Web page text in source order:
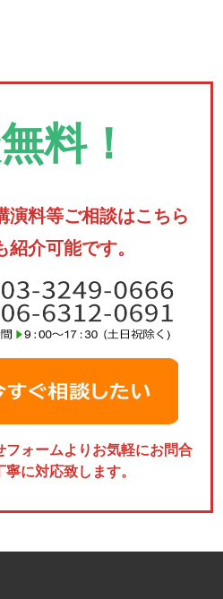
料！
演料等ご相談はこちら
介可能です。
ォームよりお気軽にお問合
に対応致します。